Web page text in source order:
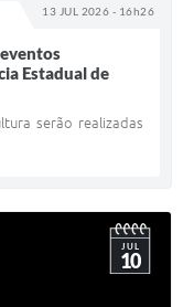
13 JUL 2026 - 16h26
Estadual de
serão realizadas
JUL
10